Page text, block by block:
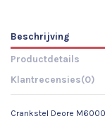
Beschrijving
Productdetails
Klantrecensies(0)
Crankstel Deore